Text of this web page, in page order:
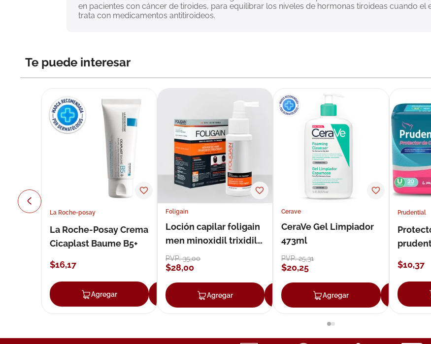
en pacientes con cáncer de tiroides, para equilibrar los niveles de hormonas tiroideas cuando
trata con medicamentos antitiroideos.
Te puede interesar
La Roche-posay
La Roche-Posay Crema
Cicaplast Baume B5+
$16,17
Agregar Agregar
Foligain
Loción capilar foligain
men minoxidil trixidil
loción 59 ml
PVP:35,00
$28,00
Agregar Agregar
Cerave
CeraVe Gel Limpiador
473ml
PVP:25,31
$20,25
Agregar
Prudential
$10,37